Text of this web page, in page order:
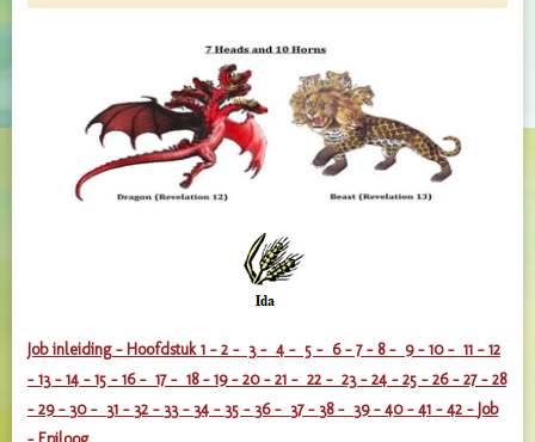
Job inleiding - Hoofdstuk 1 - 2 - 3 - 4 - 5 - 6 -7 -8 - 9 -10 - 11 -12
-13 -14 -15 -16 - 17 - 18 -19 -20 -21 - 22 - 23 - 24 - 25 - 26 - 27 - 28
- 29 - 30 - 31 - 32 - 33 - 34 -35 -36 - 37 -38 - 39 -40 -41 - 42 - Job